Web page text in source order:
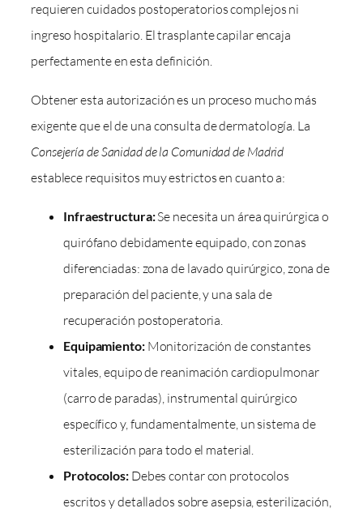
requieren cuidados postoperatorios complejos ni
ingreso hospitalario. El trasplante capilar encaja
perfectamente en esta definición.
Obtener esta autorización es un proceso mucho más
exigente que el de una consulta de dermatología. La
Consejería de Sanidad de la Comunidad de Madrid
establece requisitos muy estrictos en cuanto a:
Infraestructura:Se necesita un área quirúrgica o
quirófano debidamente equipado, con zonas
diferenciadas: zona de lavado quirúrgico, zona de
preparación del paciente, y una sala de
recuperación postoperatoria.
Equipamiento:Monitorización de constantes
vitales, equipo de reanimación cardiopulmonar
(carro de paradas), instrumental quirúrgico
específico y, fundamentalmente, un sistema de
esterilización para todo el material.
Protocolos:Debes contar con protocolos
escritos y detallados sobre asepsia, esterilización,